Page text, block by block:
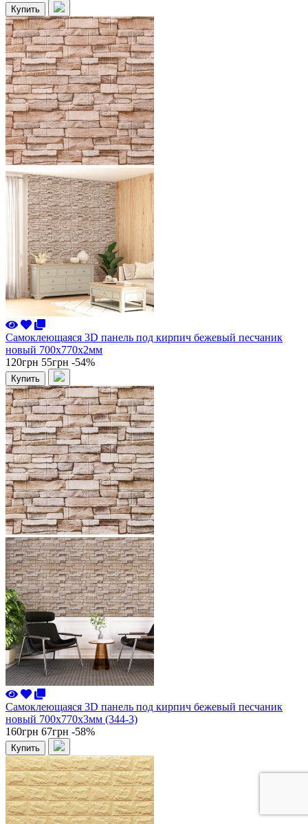
Купить
Самоклеющаяся 3D панель под кирпич бежевый песчаник
новый 700x770x2мм
120грн 55грн -54%
Купить
Самоклеющаяся 3D панель под кирпич бежевый песчаник
новый 700x770x3мм (344-3)
160грн 67грн -58%
Купить